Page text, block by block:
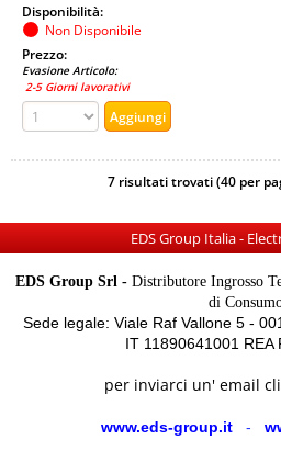
Disponibilità:
Non Disponibile
Prezzo:
Evasione Articolo:
2-5 Giorni lavorativi
7 risultati trovati (40 per
EDS Group Italia -
EDS Group Srl -Distributore Ingrosso
di
Sede legale: Viale Raf Vallone 5 -
IT 11890641001 REA
per inviarci un' email
www.eds-group.it -